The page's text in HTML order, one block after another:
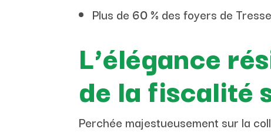
Plus de 60 % des foyers de
L’élégance
de la fiscalité
Perchée majestueusement sur la